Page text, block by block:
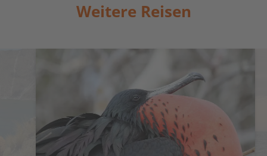
Weitere Reisen